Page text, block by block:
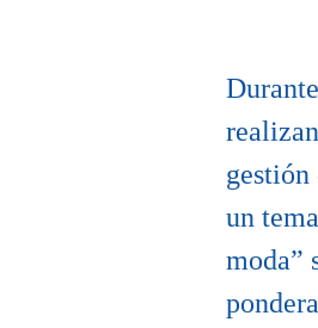
gestión
un
moda”